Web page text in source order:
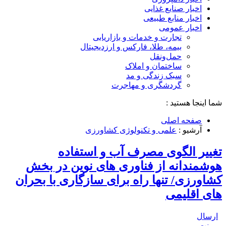
اخبار صنایع غذایی
اخبار منابع طبیعی
اخبار عمومی
تجارت و خدمات و بازاریابی
بیمه، طلا، فارکس و ارزدیجیتال
حمل‌و‌نقل
ساختمان و املاک
سبک زندگی و مد
گردشگری و مهاجرت
شما اینجا هستید :
صفحه اصلی
آرشیو : علمی و تکنولوژی کشاورزی
تغییر الگوی مصرف آب و استفاده
هوشمندانه از فناوری های نوین در بخش
کشاورزی/ تنها راه برای سازگاری با بحران
های اقلیمی
ارسال